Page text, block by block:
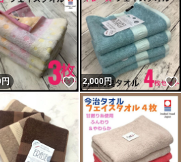
！
円 いいね！
2,000円